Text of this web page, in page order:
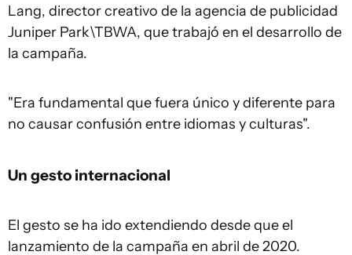
Lang, director creativo de la agencia de publicidad
Juniper Park\TBWA, que trabajó en el desarrollo de
la campaña.
"Era fundamental que fuera único y diferente para
no causar confusión entre idiomas y culturas".
Un gesto internacional
El gesto se ha ido extendiendo desde que el
lanzamiento de la campaña en abril de 2020.